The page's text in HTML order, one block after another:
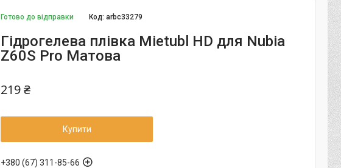
Готово до відправки Код:arbc33279
Гідрогелева плівка Mietubl HD для Nubia
Z60S Pro Матова
219 ₴
Купити
+380 (67) 311-85-66